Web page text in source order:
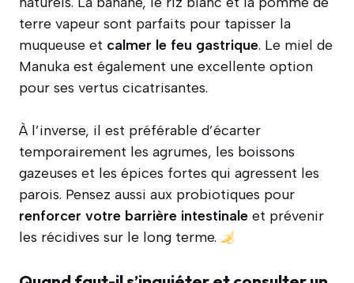
terre vapeur sont parfaits pour tapisser la
muqueuse et calmer le feu gastrique. Le miel de
Manuka est également une excellente option
pour ses vertus cicatrisantes.
À l’inverse, il est préférable d’écarter
temporairement les agrumes, les boissons
gazeuses et les épices fortes qui agressent les
parois. Pensez aussi aux probiotiques pour
renforcer votre barrière intestinale et prévenir
les récidives sur le long terme.